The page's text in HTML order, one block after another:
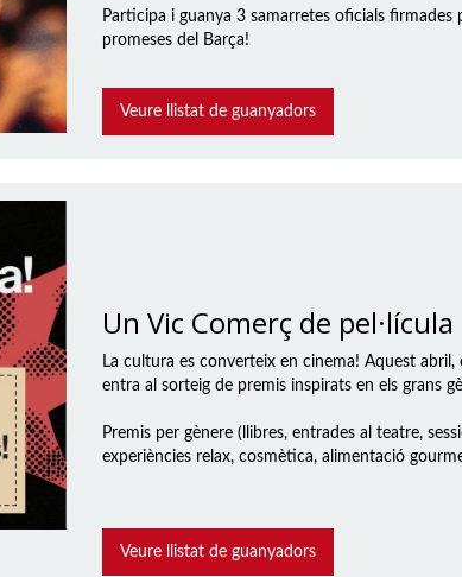
Participa i guanya 3 samarretes oficials firmades
promeses del Barça!
Veure llistat de guanyadors
Un Vic Comerç de pel·lícula
La cultura es converteix en cinema! Aquest
entra al sorteig de premis inspirats en els grans
Premis per gènere (llibres, entrades al teatre,
experiències relax, cosmètica, alimentació
Veure llistat de guanyadors